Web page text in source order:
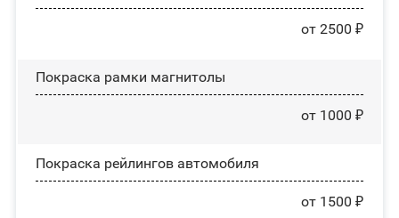
от 2500 ₽
Покраска рамки магнитолы
от 1000 ₽
Покраска рейлингов автомобиля
от 1500 ₽